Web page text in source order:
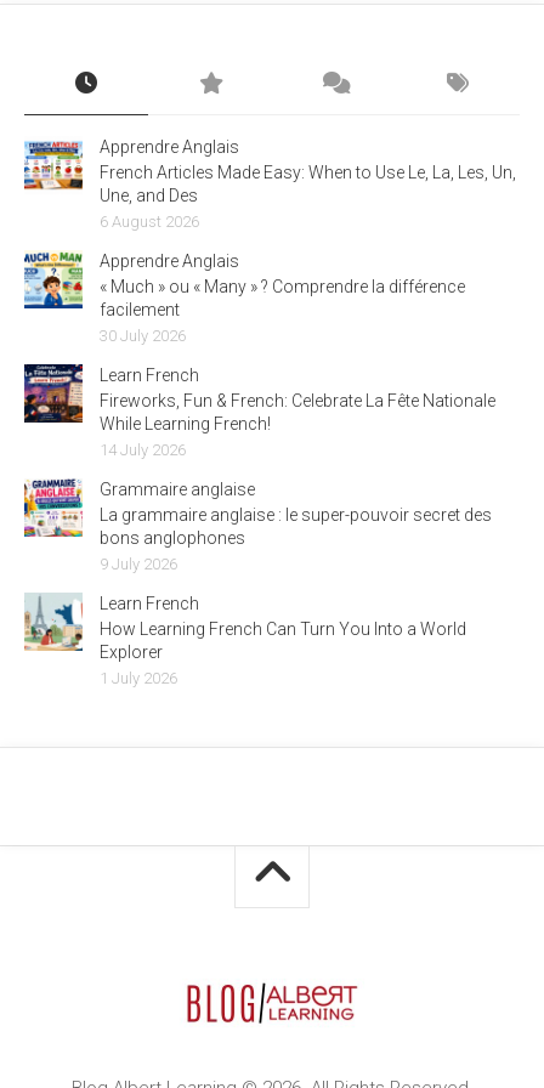
Apprendre Anglais
French Articles Made Easy: When to Use Le, La, Les, Un,
Une, and Des
6 August 2026
Apprendre Anglais
« Much » ou « Many » ? Comprendre la différence
facilement
30 July 2026
Learn French
Fireworks, Fun & French: Celebrate La Fête Nationale
While Learning French!
14 July 2026
Grammaire anglaise
La grammaire anglaise : le super-pouvoir secret des
bons anglophones
9 July 2026
Learn French
How Learning French Can Turn You Into a World
Explorer
1 July 2026